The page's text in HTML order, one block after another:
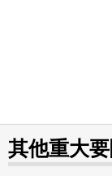
其他重大要